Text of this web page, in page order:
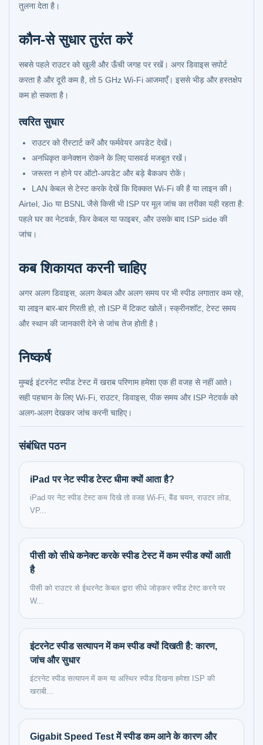
तुलना देता है।
कौन-से सुधार तुरंत करें
सबसे पहले राउटर को खुली और ऊँची जगह पर रखें। अगर डिवाइस सपोर्ट
करता है और दूरी कम है, तो 5 GHz Wi-Fi आजमाएँ। इससे भीड़ और हस्तक्षेप
कम हो सकता है।
त्वरित सुधार
राउटर को रीस्टार्ट करें और फर्मवेयर अपडेट देखें।
अनधिकृत कनेक्शन रोकने के लिए पासवर्ड मजबूत रखें।
जरूरत न होने पर ऑटो-अपडेट और बड़े बैकअप रोकें।
LAN केबल से टेस्ट करके देखें कि दिक्कत Wi-Fi की है या लाइन की।
Airtel, Jio या BSNL जैसे किसी भी ISP पर मूल जांच का तरीका यही रहता है:
पहले घर का नेटवर्क, फिर केबल या फाइबर, और उसके बाद ISP side की
जांच।
कब शिकायत करनी चाहिए
अगर अलग डिवाइस, अलग केबल और अलग समय पर भी स्पीड लगातार कम रहे,
या लाइन बार-बार गिरती हो, तो ISP में टिकट खोलें। स्क्रीनशॉट, टेस्ट समय
और स्थान की जानकारी देने से जांच तेज होती है।
निष्कर्ष
मुम्बई इंटरनेट स्पीड टेस्ट में खराब परिणाम हमेशा एक ही वजह से नहीं आते।
सही पहचान के लिए Wi-Fi, राउटर, डिवाइस, पीक समय और ISP नेटवर्क को
अलग-अलग देखकर जांच करनी चाहिए।
संबंधित पठन
iPad पर नेट स्पीड टेस्ट धीमा क्यों आता है?
iPad पर नेट स्पीड टेस्ट कम दिखे तो वजह Wi-Fi, बैंड चयन, राउटर लोड,
VP...
पीसी को सीधे कनेक्ट करके स्पीड टेस्ट में कम स्पीड क्यों आती
है
पीसी को राउटर से ईथरनेट केबल द्वारा सीधे जोड़कर स्पीड टेस्ट करने पर
W...
इंटरनेट स्पीड सत्यापन में कम स्पीड क्यों दिखती है: कारण,
जांच और सुधार
इंटरनेट स्पीड सत्यापन में कम या अस्थिर स्पीड दिखना हमेशा ISP की
खराबी...
Gigabit Speed Test में स्पीड कम आने के कारण और